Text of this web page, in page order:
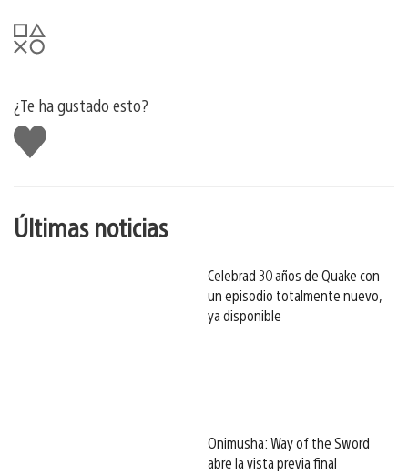
¿Te ha gustado esto?
Me
gusta
esto
Últimas noticias
Celebrad 30 años de Quake con
un episodio totalmente nuevo,
ya disponible
Onimusha: Way of the Sword
abre la vista previa final